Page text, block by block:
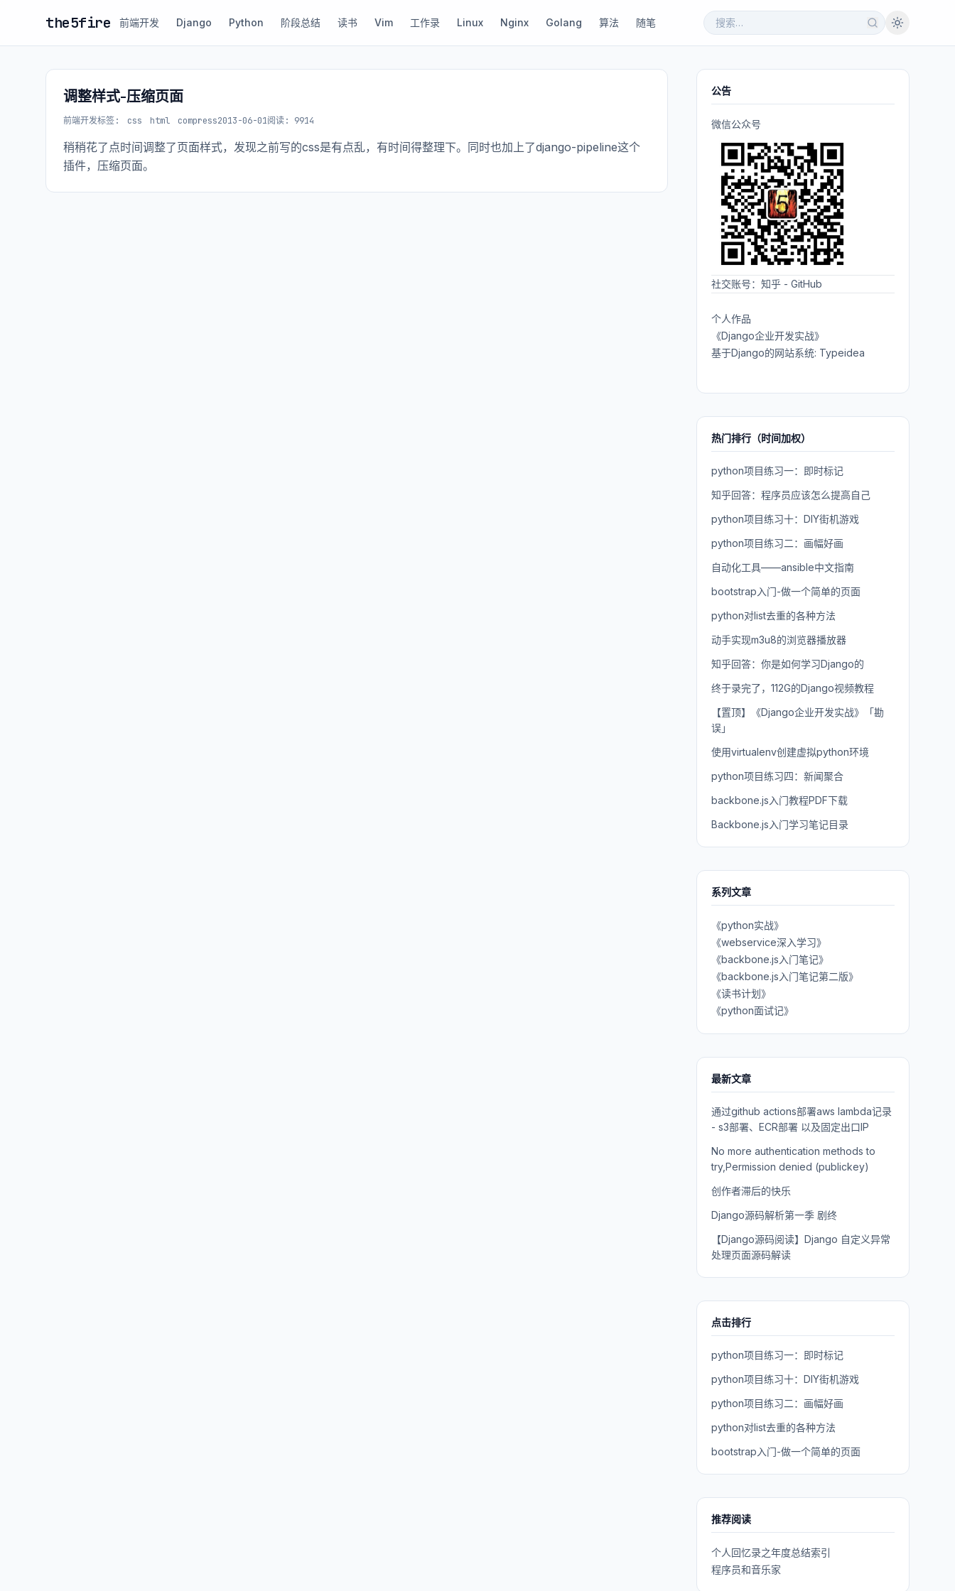
the5fire 前端开发 Django Python 阶段总结 读书 Vim 工作录 Linux Nginx Golang 算法 随笔
调整样式-压缩页面
前端开发标签: css html compress2013-06-01阅读: 9914
稍稍花了点时间调整了页面样式，发现之前写的css是有点乱，有时间得整理下。同时也加上了django-pipeline这个
插件，压缩页面。
公告
微信公众号
社交账号： 知乎 - GitHub
个人作品
《Django企业开发实战》
基于Django的网站系统: Typeidea
热门排行（时间加权）
python项目练习一：即时标记
知乎回答：程序员应该怎么提高自己
python项目练习十：DIY街机游戏
python项目练习二：画幅好画
自动化工具——ansible中文指南
bootstrap入门-做一个简单的页面
python对list去重的各种方法
动手实现m3u8的浏览器播放器
知乎回答：你是如何学习Django的
终于录完了，112G的Django视频教程
【置顶】《Django企业开发实战》「勘
误」
使用virtualenv创建虚拟python环境
python项目练习四：新闻聚合
backbone.js入门教程PDF下载
Backbone.js入门学习笔记目录
系列文章
《python实战》
《webservice深入学习》
《backbone.js入门笔记》
《backbone.js入门笔记第二版》
《读书计划》
《python面试记》
最新文章
通过github actions部署aws lambda记录
- s3部署、ECR部署 以及固定出口IP
No more authentication methods to
try,Permission denied (publickey)
创作者滞后的快乐
Django源码解析第一季 剧终
【Django源码阅读】Django 自定义异常
处理页面源码解读
点击排行
python项目练习一：即时标记
python项目练习十：DIY街机游戏
python项目练习二：画幅好画
python对list去重的各种方法
bootstrap入门-做一个简单的页面
推荐阅读
个人回忆录之年度总结索引
程序员和音乐家